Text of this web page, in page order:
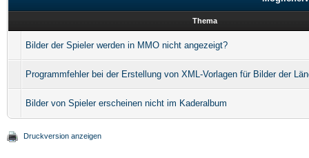
Thema
Bilder der Spieler werden in MMO nicht angezeigt?
Programmfehler bei der Erstellung von XML-Vorlagen für Bilder der
Bilder von Spieler erscheinen nicht im Kaderalbum
Druckversion anzeigen